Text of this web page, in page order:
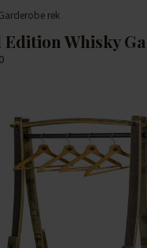
rek
Edition Whisky